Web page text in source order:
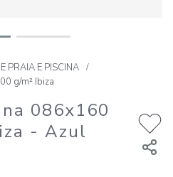
PRAIA E PISCINA
g/m² Ibiza
086x160
- Azul